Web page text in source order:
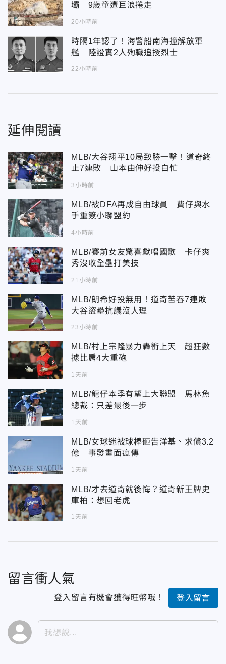
壩 9歲童遭巨浪捲走
20小時前
時隔1年認了！海警船南海撞解放軍
艦 陸證實2人殉職追授烈士
22小時前
延伸閱讀
MLB/大谷翔平10局致勝一擊！道奇終
止7連敗 山本由伸好投白忙
3小時前
MLB/被DFA再成自由球員 費仔與水
手重簽小聯盟約
4小時前
MLB/賽前女友驚喜獻唱國歌 卡仔爽
秀沒收全壘打美技
21小時前
MLB/朗希好投無用！道奇苦吞7連敗
大谷盜壘抗議沒人理
23小時前
MLB/村上宗隆暴力轟衝上天 超狂數
據比肩4大重砲
1天前
MLB/龍仔本季有望上大聯盟 馬林魚
總裁：只差最後一步
1天前
MLB/女球迷被球棒砸告洋基、求償3.2
億 事發畫面瘋傳
1天前
MLB/才去道奇就後悔？道奇新王牌史
庫柏：想回老虎
1天前
留言衝人氣
登入留言有機會獲得旺幣哦！ 登入留言